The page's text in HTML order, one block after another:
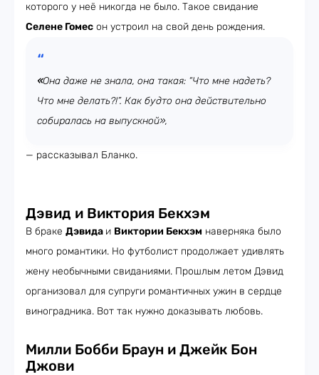
которого у неё никогда не было. Такое свидание
Селене Гомес он устроил на свой день рождения.
«Она даже не знала, она такая: “Что мне надеть?
Что мне делать?!”. Как будто она действительно
собиралась на выпускной»,
— рассказывал Бланко.
Дэвид и Виктория Бекхэм
В браке Дэвида и Виктории Бекхэм наверняка было
много романтики. Но футболист продолжает удивлять
жену необычными свиданиями. Прошлым летом Дэвид
организовал для супруги романтичных ужин в сердце
виноградника. Вот так нужно доказывать любовь.
Милли Бобби Браун и Джейк Бон
Джови